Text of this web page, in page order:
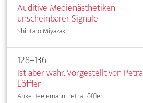
Auditive Medienästhetiken
unscheinbarer Signale
Shintaro Miyazaki
128–136
Ist aber wahr. Vorgestellt von Petra
Löffler
Anke Heelemann, Petra Löffler